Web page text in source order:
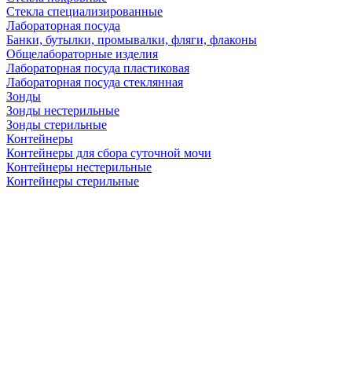
Стекла специализированные
Лабораторная посуда
Банки, бутылки, промывалки, фляги, флаконы
Общелабораторные изделия
Лабораторная посуда пластиковая
Лабораторная посуда стеклянная
Зонды
Зонды нестерильные
Зонды стерильные
Контейнеры
Контейнеры для сбора суточной мочи
Контейнеры нестерильные
Контейнеры стерильные